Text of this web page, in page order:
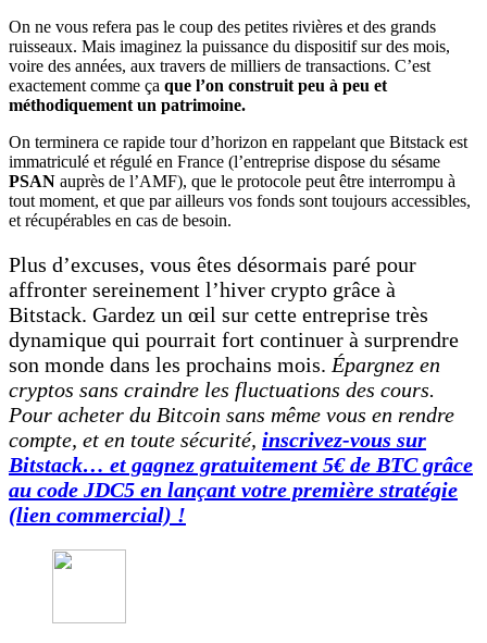
On ne vous refera pas le coup des petites rivières et des grands
ruisseaux. Mais imaginez la puissance du dispositif sur des mois,
voire des années, aux travers de milliers de transactions. C’est
exactement comme ça que l’on construit peu à peu et
méthodiquement un patrimoine.
On terminera ce rapide tour d’horizon en rappelant que Bitstack est
immatriculé et régulé en France (l’entreprise dispose du sésame
PSAN auprès de l’AMF), que le protocole peut être interrompu à
tout moment, et que par ailleurs vos fonds sont toujours accessibles,
et récupérables en cas de besoin.
Plus d’excuses, vous êtes désormais paré pour
affronter sereinement l’hiver crypto grâce à
Bitstack. Gardez un œil sur cette entreprise très
dynamique qui pourrait fort continuer à surprendre
son monde dans les prochains mois. Épargnez en
cryptos sans craindre les fluctuations des cours.
Pour acheter du Bitcoin sans même vous en rendre
compte, et en toute sécurité, inscrivez-vous sur
Bitstack… et gagnez gratuitement 5€ de BTC grâce
au code JDC5 en lançant votre première stratégie
(lien commercial) !